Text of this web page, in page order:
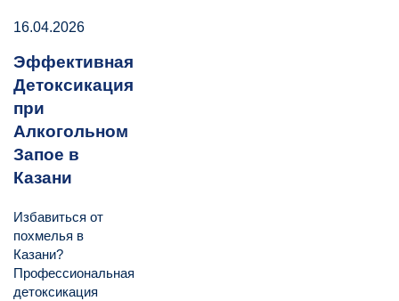
16.04.2026
Эффективная
Детоксикация
при
Алкогольном
Запое в
Казани
Избавиться от
похмелья в
Казани?
Профессиональная
детоксикация